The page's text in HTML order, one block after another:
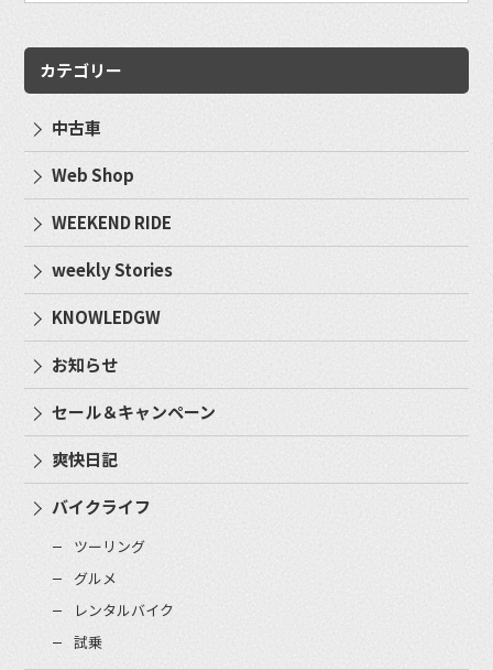
カテゴリー
中古車
Web Shop
WEEKEND RIDE
weekly Stories
KNOWLEDGW
お知らせ
セール＆キャンペーン
爽快日記
バイクライフ
ツーリング
グルメ
レンタルバイク
試乗